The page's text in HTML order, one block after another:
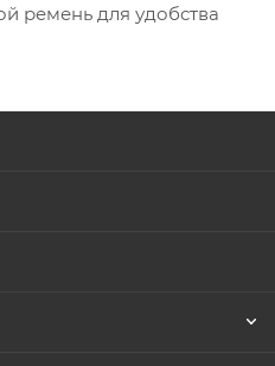
ремень для удобства